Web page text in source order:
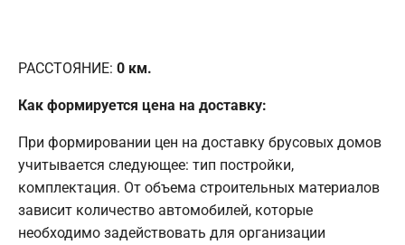
РАССТОЯНИЕ: 0 км.
Как формируется цена на доставку:
При формировании цен на доставку брусовых домов
учитывается следующее: тип постройки,
комплектация. От объема строительных материалов
зависит количество автомобилей, которые
необходимо задействовать для организации